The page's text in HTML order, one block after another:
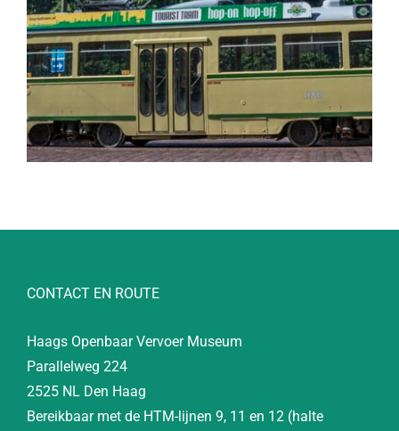
CONTACT EN ROUTE
Haags Openbaar Vervoer Museum
Parallelweg 224
2525 NL Den Haag
Bereikbaar met de HTM-lijnen 9, 11 en 12 (halte